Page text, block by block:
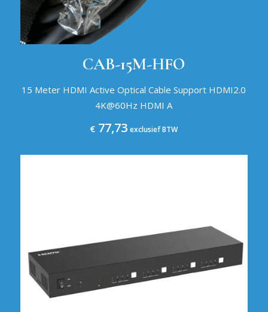
CAB-15M-HFO
15 Meter HDMI Active Optical Cable Support HDMI2.0
4K@60Hz HDMI A
€ 77,73 exclusief BTW